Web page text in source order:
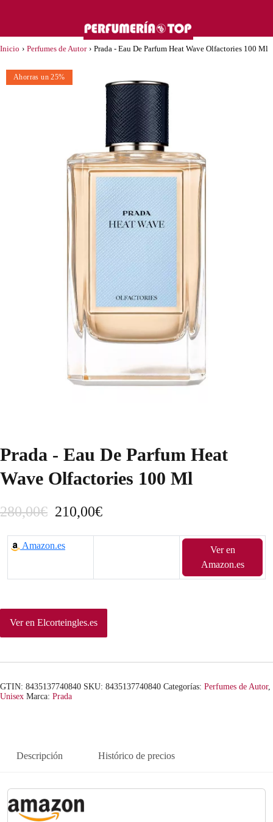
Inicio › Perfumes de Autor › Prada - Eau De Parfum Heat Wave Olfactories 100 Ml
Ahorras un 25%
Prada - Eau De Parfum Heat
Wave Olfactories 100 Ml
280,00€ E
l
r
c
o
i
n
210,00€E
l
r
a
Amazon.es
Ver en
Amazon.es
Ver en Elcorteingles.es
GTIN: 8435137740840 SKU: 8435137740840 Categorías: Perfumes de Autor,
Unisex Marca: Prada
Descripción Histórico de precios